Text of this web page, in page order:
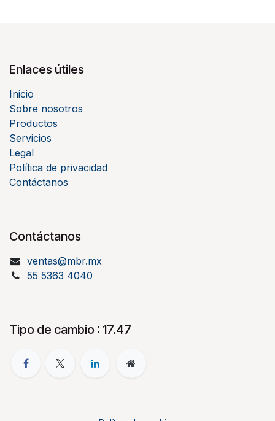
Enlaces útiles
Inicio
Sobre nosotros
Productos
Servicios
Legal
Política de privacidad
Contáctanos
Contáctanos
ventas@mbr.mx
55 5363 4040
Tipo de cambio : 17.47